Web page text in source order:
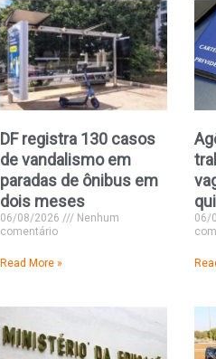
DF registra 130 casos
de vandalismo em
paradas de ônibus em
dois meses
06/08/2026
Nenhum
comentário
Read More »
06/